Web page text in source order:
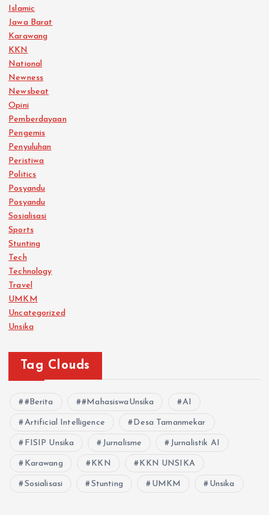
Islamic
Jawa Barat
Karawang
KKN
National
Newness
Newsbeat
Opini
Pemberdayaan
Pengemis
Penyuluhan
Peristiwa
Politics
Posyandu
Posyandu
Sosialisasi
Sports
Stunting
Tech
Technology
Travel
UMKM
Uncategorized
Unsika
Tag Clouds
#Berita #MahasiswaUnsika AI
Artificial Intelligence Desa Tamanmekar
FISIP Unsika Jurnalisme Jurnalistik AI
Karawang KKN KKN UNSIKA
Sosialisasi Stunting UMKM Unsika